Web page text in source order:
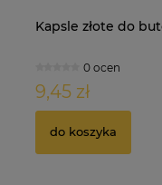
Kapsle złote do
0 ocen
9,45 zł
do koszyka